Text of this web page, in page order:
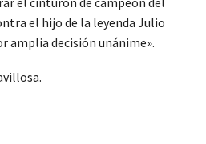
el hijo de la leyenda Julio
amplia decisión unánime».